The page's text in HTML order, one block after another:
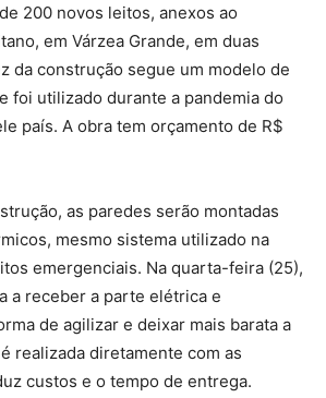
200 novos leitos, anexos ao
em Várzea Grande, em duas
da construção segue um modelo de
foi utilizado durante a pandemia do
país. A obra tem orçamento de R$
as paredes serão montadas
mesmo sistema utilizado na
emergenciais. Na quarta-feira (25),
a receber a parte elétrica e
de agilizar e deixar mais barata a
realizada diretamente com as
custos e o tempo de entrega.